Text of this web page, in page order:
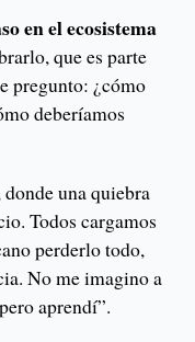
en el ecosistema
que es parte
pregunto: ¿cómo
deberíamos
una quiebra
Todos cargamos
perderlo todo,
No me imagino a
aprendí”.